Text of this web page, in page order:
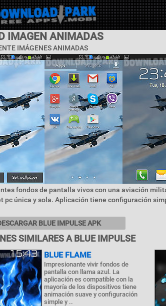
IMAGEN ANIMADAS
IMÁGENES ANIMADAS
fondos de pantalla vivos con una aviación
pc única y sola. Aplicación tiene configuración
BLUE IMPULSE APK
SIMILARES A BLUE IMPULSE
BLUE FLAME
Impresionante vivir fondos de
pantalla con llama azul. La
aplicación es compatible con la
mayoría de los dispositivos tiene
animación suave y configuración
simple y ..